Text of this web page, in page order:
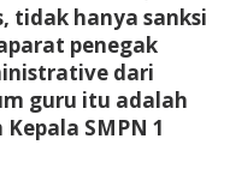
tidak hanya sanksi
penegak
dari
guru itu adalah
SMPN 1